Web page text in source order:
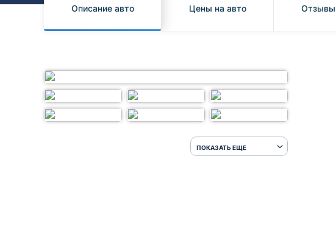
Subaru
Описание авто Цены на авто Отзывы
ПОКАЗАТЬ ЕЩЕ